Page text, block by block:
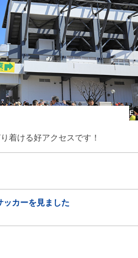
着ける好アクセスです！
カーを見ました